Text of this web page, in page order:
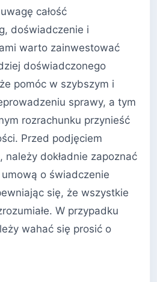
całość
doświadczenie i
warto zainwestować
doświadczonego
pomóc w szybszym i
sprawy, a tym
rozrachunku przynieść
Przed podjęciem
należy dokładnie zapoznać
o świadczenie
się, że wszystkie
W przypadku
wahać się prosić o